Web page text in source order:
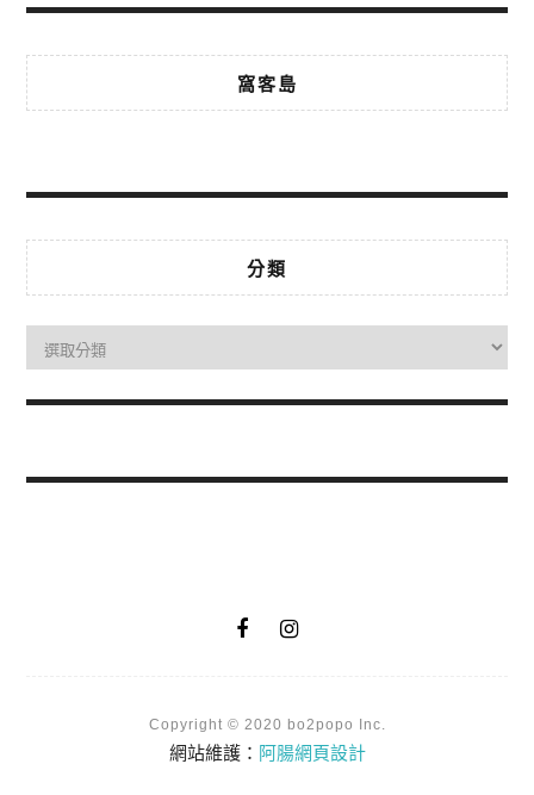
窩客島
分類
Copyright © 2020 bo2popo Inc.
網站維護： 阿腸網頁設計